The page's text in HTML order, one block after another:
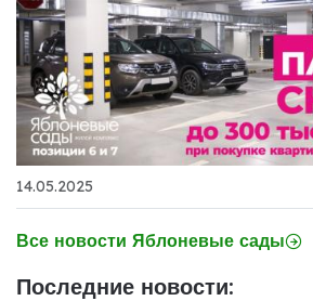
14.05.2025
Все новости Яблоневые сады
Последние новости: